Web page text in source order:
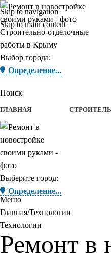
Skip to navigation
Skip to main content
Строительно-отделочные
работы в Крыму
Выбор города:
Определение...
Поиск
ГЛАВНАЯ
Выберите город:
Определение...
Меню
Главная Технологии
Технологии
Ремонт в